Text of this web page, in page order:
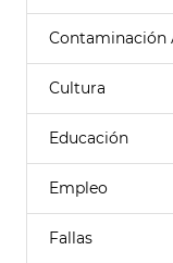
Contaminación
Cultura
Educación
Empleo
Fallas